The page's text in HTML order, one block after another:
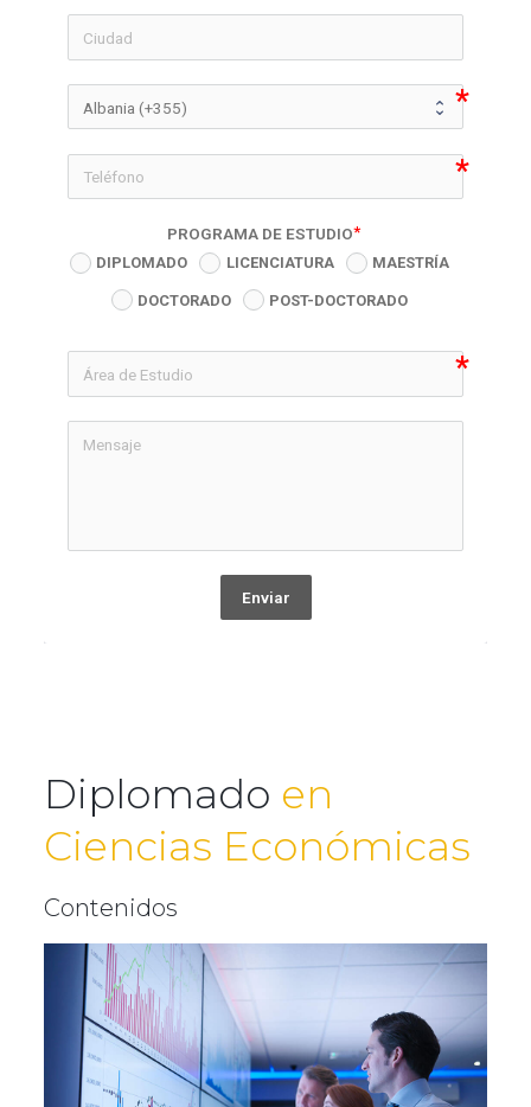
icon-
PROGRAMA DE ESTUDIO
DIPLOMADO LICENCIATURA MAESTRÍA
DOCTORADO POST-DOCTORADO
Enviar
Diplomado en
Ciencias Económicas
Contenidos